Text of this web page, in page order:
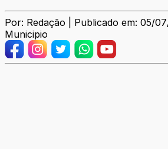
Por: Redação | Publicado em: 05/
Municipio